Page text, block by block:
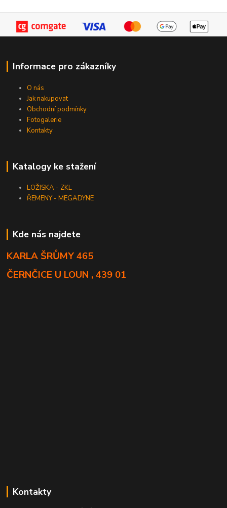
Informace pro zákazníky
O nás
Jak nakupovat
Obchodní podmínky
Fotogalerie
Kontakty
Katalogy ke stažení
LOŽISKA - ZKL
ŘEMENY - MEGADYNE
Kde nás najdete
KARLA ŠRŮMY 465
ČERNČICE U LOUN , 439 01
Kontakty